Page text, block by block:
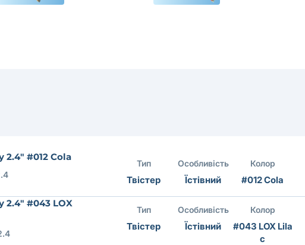
2.4" #012 Cola
Тип
Твістер
Особливість
Їстівний
Колор
#012 Cola
2.4" #043 LOX
Тип
Твістер
Особливість
Їстівний
Колор
#043 LOX Lila
c